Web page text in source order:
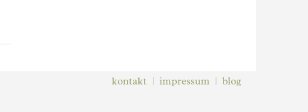
kontakt impressum blog